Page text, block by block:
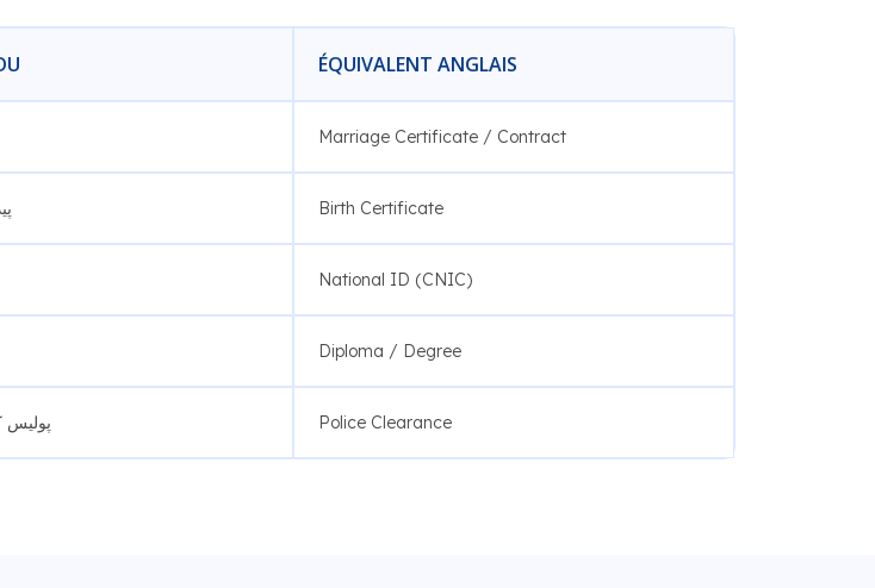
ÉQUIVALENT ANGLAIS
Marriage Certificate / Contract
Birth Certificate
National ID (CNIC)
Diploma / Degree
پولیس Police Clearance